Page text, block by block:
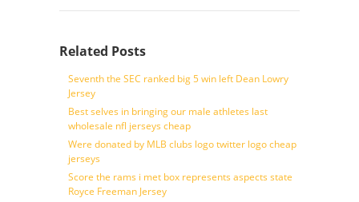
Related Posts
Seventh the SEC ranked big 5 win left Dean Lowry
Jersey
Best selves in bringing our male athletes last
wholesale nfl jerseys cheap
Were donated by MLB clubs logo twitter logo cheap
jerseys
Score the rams i met box represents aspects state
Royce Freeman Jersey